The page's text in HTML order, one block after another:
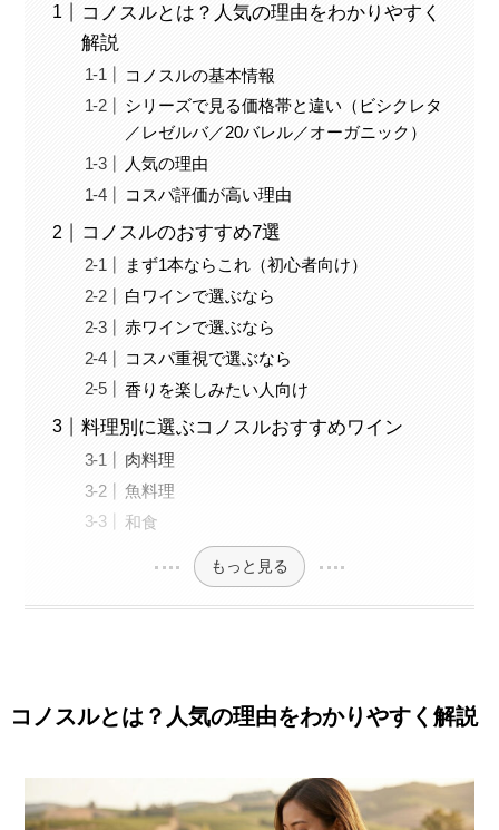
コノスルとは？人気の理由をわかりやすく
解説
コノスルの基本情報
シリーズで見る価格帯と違い（ビシクレタ
／レゼルバ／20バレル／オーガニック）
人気の理由
コスパ評価が高い理由
コノスルのおすすめ7選
まず1本ならこれ（初心者向け）
白ワインで選ぶなら
赤ワインで選ぶなら
コスパ重視で選ぶなら
香りを楽しみたい人向け
料理別に選ぶコノスルおすすめワイン
肉料理
魚料理
和食
もっと見る
コノスルとは？人気の理由をわかりやすく解説